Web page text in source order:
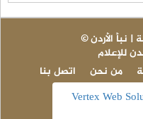
للإعلام
اتصل بنا
من نحن